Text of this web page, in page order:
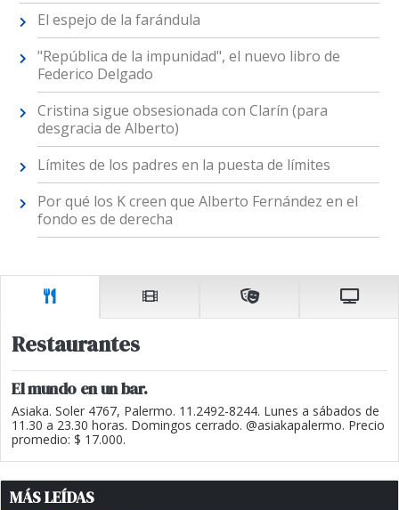
El espejo de la farándula
"República de la impunidad", el nuevo libro de
Federico Delgado
Cristina sigue obsesionada con Clarín (para
desgracia de Alberto)
Límites de los padres en la puesta de límites
Por qué los K creen que Alberto Fernández en el
fondo es de derecha
Restaurantes
El mundo en un bar.
Asiaka. Soler 4767, Palermo. 11.2492-8244. Lunes a sábados de
11.30 a 23.30 horas. Domingos cerrado. @asiakapalermo. Precio
promedio: $ 17.000.
MÁS LEÍDAS